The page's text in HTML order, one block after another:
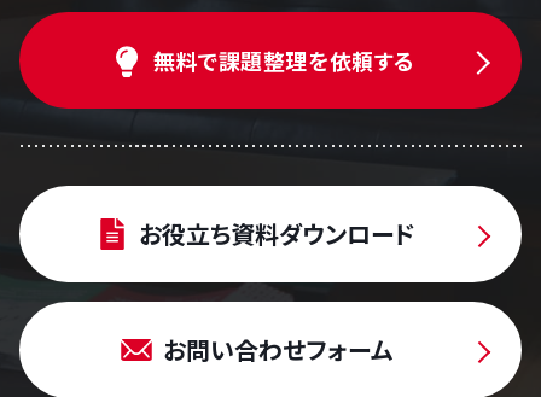
無料で課題整理を依頼する
お役立ち資料ダウンロード
お問い合わせフォーム